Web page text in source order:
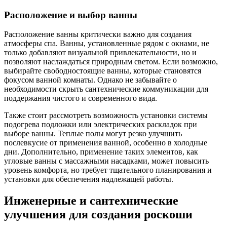
Расположение и выбор ванны
Расположение ванны критически важно для создания
атмосферы спа. Ванны, установленные рядом с окнами, не
только добавляют визуальной привлекательности, но и
позволяют наслаждаться природным светом. Если возможно,
выбирайте свободностоящие ванны, которые становятся
фокусом ванной комнаты. Однако не забывайте о
необходимости скрыть сантехнические коммуникации для
поддержания чистого и современного вида.
Также стоит рассмотреть возможность установки системы
подогрева подложки или электрических раскладок при
выборе ванны. Теплые полы могут резко улучшить
послевкусие от применения ванной, особенно в холодные
дни. Дополнительно, применение таких элементов, как
угловые ванны с массажными насадками, может повысить
уровень комфорта, но требует тщательного планирования и
установки для обеспечения надлежащей работы.
Инженерные и сантехнические
улучшения для создания роскоши